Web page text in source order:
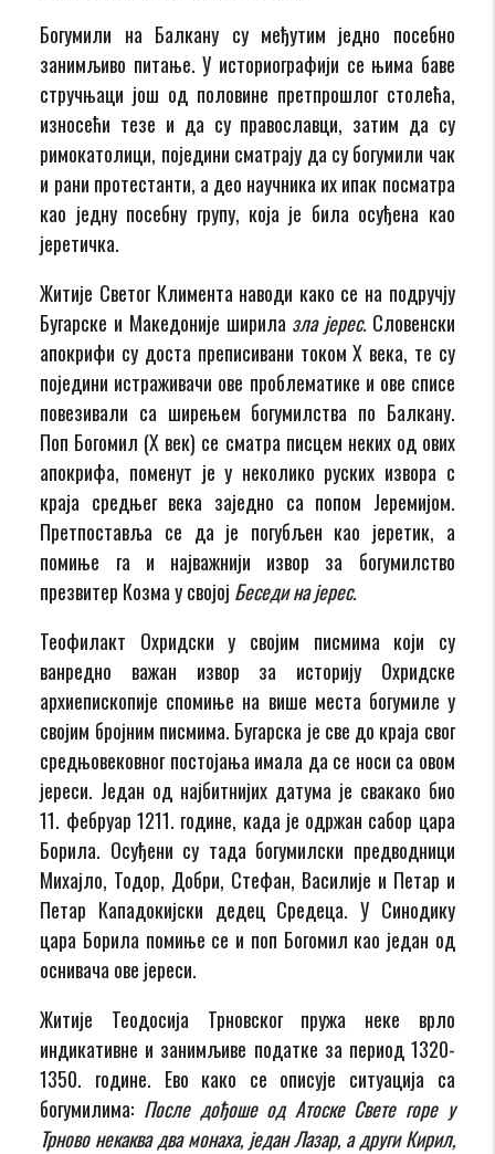
Богумили на Балкану су међутим једно посебно
занимљиво питање. У историографији се њима баве
стручњаци још од половине претпрошлог столећа,
износећи тезе и да су православци, затим да су
римокатолици, поједини сматрају да су богумили чак
и рани протестанти, а део научника их ипак посматра
као једну посебну групу, која је била осуђена као
јеретичка.
Житије Светог Климента наводи како се на подручју
Бугарске и Македоније ширила зла јерес. Словенски
апокрифи су доста преписивани током Х века, те су
поједини истраживачи ове проблематике и ове списе
повезивали са ширењем богумилства по Балкану.
Поп Богомил (Х век) се сматра писцем неких од ових
апокрифа, поменут је у неколико руских извора с
краја средњег века заједно са попом Јеремијом.
Претпоставља се да је погубљен као јеретик, а
помиње га и најважнији извор за богумилство
презвитер Козма у својој Беседи на јерес.
Теофилакт Охридски у својим писмима који су
ванредно важан извор за историју Охридске
архиепископије спомиње на више места богумиле у
својим бројним писмима. Бугарска је све до краја свог
средњовековног постојања имала да се носи са овом
јереси. Један од најбитнијих датума је свакако био
11. фебруар 1211. године, када је одржан сабор цара
Борила. Осуђени су тада богумилски предводници
Михајло, Тодор, Добри, Стефан, Василије и Петар и
Петар Кападокијски дедец Средеца. У Синодику
цара Борила помиње се и поп Богомил као један од
оснивача ове јереси.
Житије Теодосија Трновског пружа неке врло
индикативне и занимљиве податке за период 1320-
1350. године. Ево како се описује ситуација са
богумилима: После дођоше од Атоске Свете горе у
Трново некаква два монаха, један Лазар, а други Кирил,